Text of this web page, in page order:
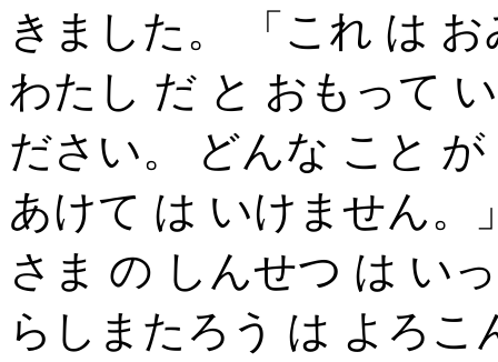
きました。 「これ は
わたし だ と おもって
ださい。 どんな こと
あけて は いけません。
さま の しんせつ は い
らしまたろう は よろ